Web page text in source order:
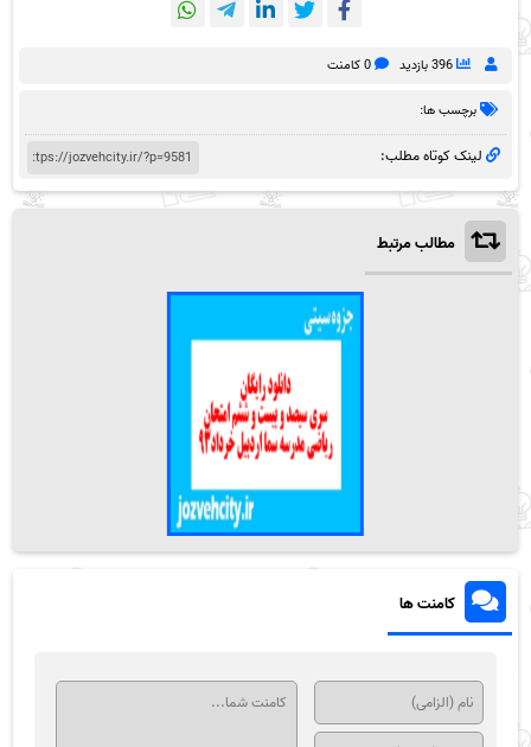
396 بازدید 0 کامنت
برچسب ها:
لینک کوتاه مطلب:
مطالب مرتبط
کامنت ها